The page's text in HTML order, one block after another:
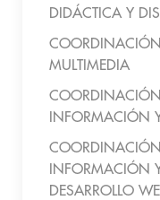
DIDÁCTICA Y
MULTIMEDIA
INFORMACIÓN
INFORMACIÓN
DESARROLLO